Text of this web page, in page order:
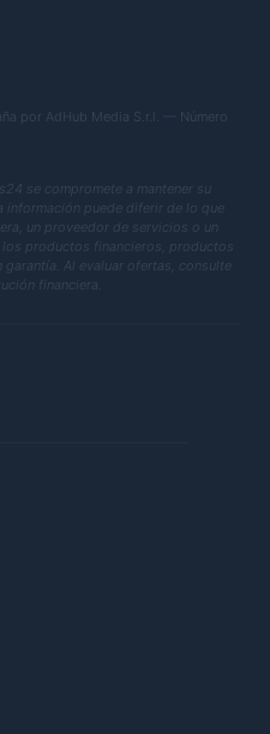
por AdHub Media S.r.l. — Número
se compromete a mantener su
información puede diferir de lo que
un proveedor de servicios o un
productos financieros, productos
Al evaluar ofertas, consulte
financiera.